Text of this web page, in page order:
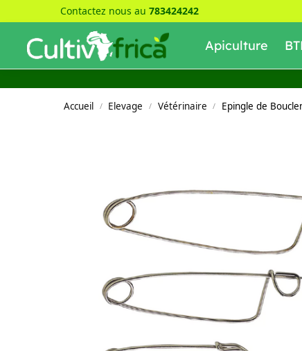
Contactez nous au 783424242
Apiculture
Recherche
Accueil / Elevage / Vétérinaire / Epingle de